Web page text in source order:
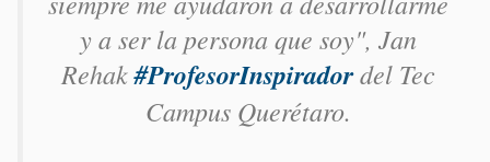
y a ser la persona que soy", Jan
Rehak#ProfesorInspiradordel Tec
Campus Querétaro.